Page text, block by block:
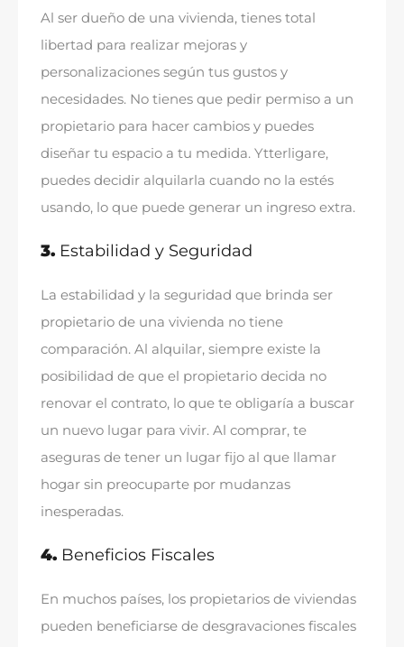
Al ser dueño de una vivienda, tienes total
libertad para realizar mejoras y
personalizaciones según tus gustos y
necesidades. No tienes que pedir permiso a un
propietario para hacer cambios y puedes
diseñar tu espacio a tu medida. Ytterligare,
puedes decidir alquilarla cuando no la estés
usando, lo que puede generar un ingreso extra.
3. Estabilidad y Seguridad
La estabilidad y la seguridad que brinda ser
propietario de una vivienda no tiene
comparación. Al alquilar, siempre existe la
posibilidad de que el propietario decida no
renovar el contrato, lo que te obligaría a buscar
un nuevo lugar para vivir. Al comprar, te
aseguras de tener un lugar fijo al que llamar
hogar sin preocuparte por mudanzas
inesperadas.
4. Beneficios Fiscales
En muchos países, los propietarios de viviendas
pueden beneficiarse de desgravaciones fiscales